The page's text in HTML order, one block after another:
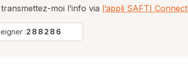
moi l’info via l’appli SAFTI Connect
:288286